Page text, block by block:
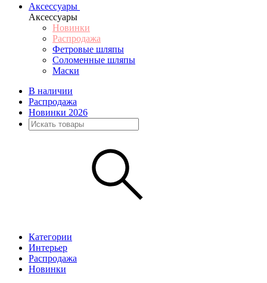
Аксессуары
Аксессуары
Новинки
Распродажа
Фетровые шляпы
Соломенные шляпы
Маски
В наличии
Распродажа
Новинки 2026
Категории
Интерьер
Распродажа
Новинки